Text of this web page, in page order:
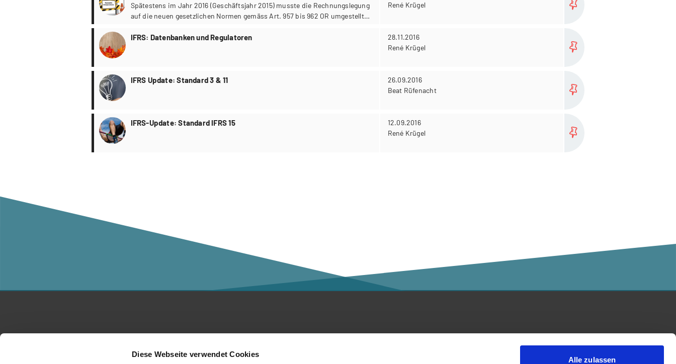
Diese Webseite verwendet Cookies
Alle zulassen
Spätestens im Jahr 2016 (Geschäftsjahr 2015) musste die Rechnungslegung
auf die neuen gesetzlichen Normen gemäss Art. 957 bis 962 OR umgestellt
René Krügel
IFRS: Datenbanken und Regulatoren
28.11.2016
René Krügel
IFRS Update: Standard 3 & 11
26.09.2016
Beat Rüfenacht
IFRS-Update: Standard IFRS 15
12.09.2016
René Krügel
Kalaidos Fachhochschule